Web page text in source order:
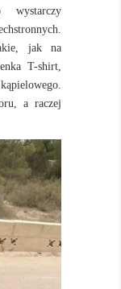
jak na
T-shirt,
a raczej